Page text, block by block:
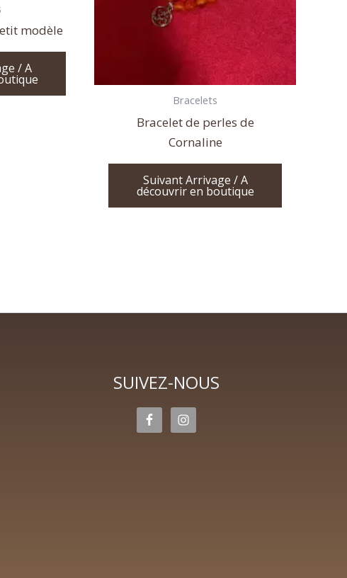
modèle
/ A
Bracelets
Bracelet de perles de
Cornaline
Suivant Arrivage / A
découvrir en boutique
SUIVEZ-NOUS